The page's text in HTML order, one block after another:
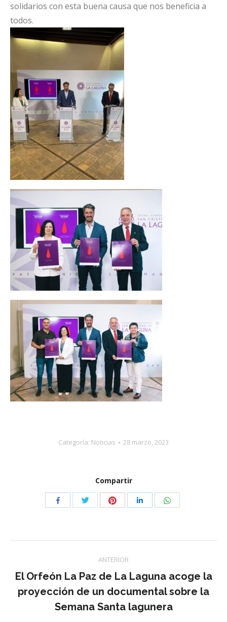
solidarios con esta buena causa que nos beneficia a
todos.
Categoría: Noticias 28 marzo, 2023
Compartir
CompartirCompartirCompartirCompartirCompartir
Navegación
entre
publicaciones
ANTERIOR
Publicación
anterior:
El Orfeón La Paz de La Laguna acoge la
proyección de un documental sobre la
Semana Santa lagunera